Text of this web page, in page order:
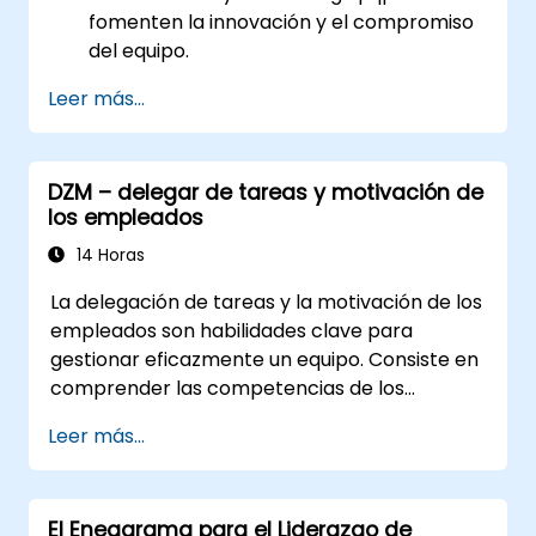
fomenten la innovación y el compromiso
del equipo.
empatía, generación de ideas y
prototipado para resolver desafíos
complejos.
Aplicar principios de pensamiento de
diseño a situaciones de liderazgo y
recursos humanos.
dentro de los equipos tecnológicos.
Leer más...
DZM – delegar de tareas y motivación de
los empleados
14 Horas
La delegación de tareas y la motivación de los
empleados son habilidades clave para
gestionar eficazmente un equipo. Consiste en
comprender las competencias de los
expectativas mientras se confía y delega la
responsabilidad. Compruebe regularmente el
progreso y ofrezca retroalimentación
Leer más...
El Eneagrama para el Liderazgo de